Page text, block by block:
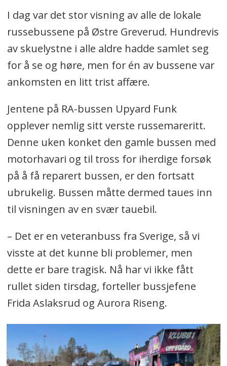
I dag var det stor visning av alle de lokale
russebussene på Østre Greverud. Hundrevis
av skuelystne i alle aldre hadde samlet seg
for å se og høre, men for én av bussene var
ankomsten en litt trist affære.
Jentene på RA-bussen Upyard Funk
opplever nemlig sitt verste russemareritt.
Denne uken konket den gamle bussen med
motorhavari og til tross for iherdige forsøk
på å få reparert bussen, er den fortsatt
ubrukelig. Bussen måtte dermed taues inn
til visningen av en svær tauebil.
– Det er en veteranbuss fra Sverige, så vi
visste at det kunne bli problemer, men
dette er bare tragisk. Nå har vi ikke fått
rullet siden tirsdag, forteller bussjefene
Frida Aslaksrud og Aurora Riseng.